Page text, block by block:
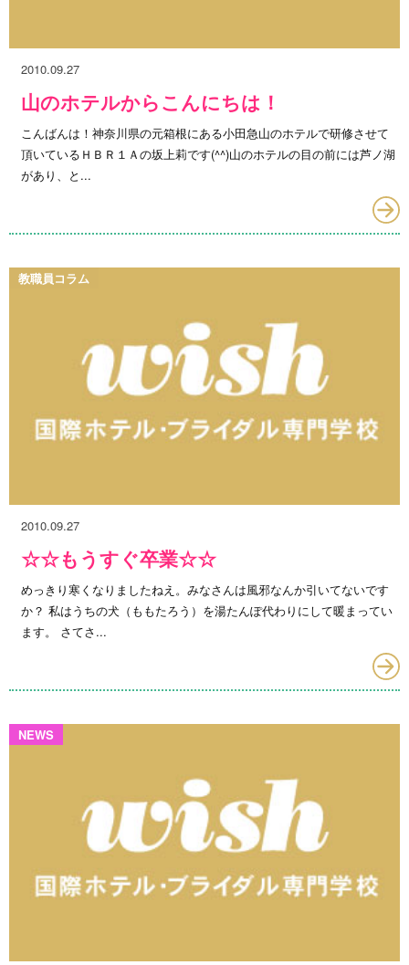
2010.09.27
山のホテルからこんにちは！
こんばんは！神奈川県の元箱根にある小田急山のホテルで研修させて
頂いているＨＢＲ１Ａの坂上莉です(^^)山のホテルの目の前には芦ノ湖
があり、と...
教職員コラム
2010.09.27
☆☆もうすぐ卒業☆☆
めっきり寒くなりましたねえ。みなさんは風邪なんか引いてないです
か？ 私はうちの犬（ももたろう）を湯たんぽ代わりにして暖まってい
ます。 さてさ...
NEWS